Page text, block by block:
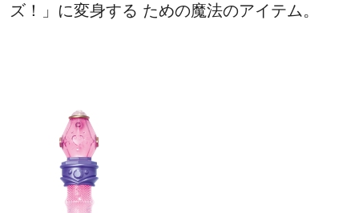
ズ！」に変身する ための魔法のアイテム。